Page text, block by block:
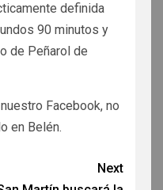
definida
90 minutos y
de Peñarol de
Facebook, no
en Belén.
Next